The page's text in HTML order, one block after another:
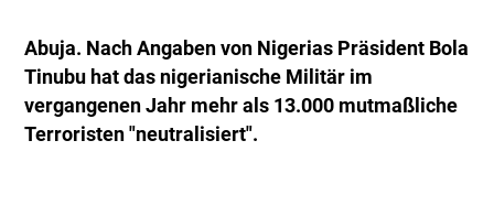
Abuja. Nach Angaben von Nigerias Präsident Bola
Tinubu hat das nigerianische Militär im
vergangenen Jahr mehr als 13.000 mutmaßliche
Terroristen "neutralisiert".